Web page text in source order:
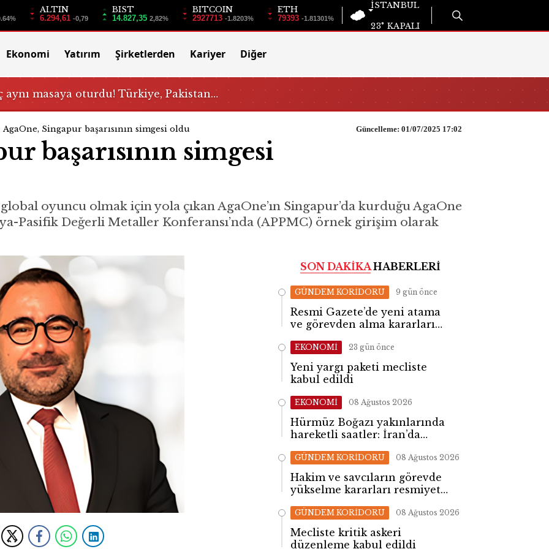
ALTIN
6.294,61 -0,79
BIST
14.827,35 2,82%
BITCOIN
2927713 -1.8203%
ETH
79393 -1.81301%
İSTANBUL
23° KAPALI
Ekonomi Yatırım Şirketlerden Kariyer Diğer
aynı masaya oturdu! Türkiye, Pakistan…
AgaOne, Singapur başarısının simgesi oldu Güncelleme: 01/07/2025 17:02
başarısının simgesi
oyuncu olmak için yola çıkan AgaOne’ın Singapur’da kurduğu AgaOne
Pasifik Değerli Metaller Konferansı’nda (APPMC) örnek girişim olarak
SON DAKİKAHABERLERİ
GÜNDEM KORİDORU 9 gün önce
Resmi Gazete’de yeni atama
ve görevden alma kararları
EKONOMİ 23 gün önce
Yeni yargı paketi mecliste
kabul edildi
EKONOMİ 08 Ağustos 2026
Hürmüz Boğazı yakınlarında
hareketli saatler: İran’da
GÜNDEM KORİDORU 08 Ağustos 2026
Hakim ve savcıların görevde
yükselme kararları resmiyet
GÜNDEM KORİDORU 08 Ağustos 2026
Mecliste kritik askeri
düzenleme kabul edildi